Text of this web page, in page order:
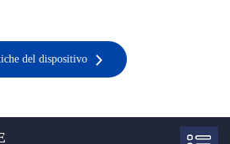
del dispositivo